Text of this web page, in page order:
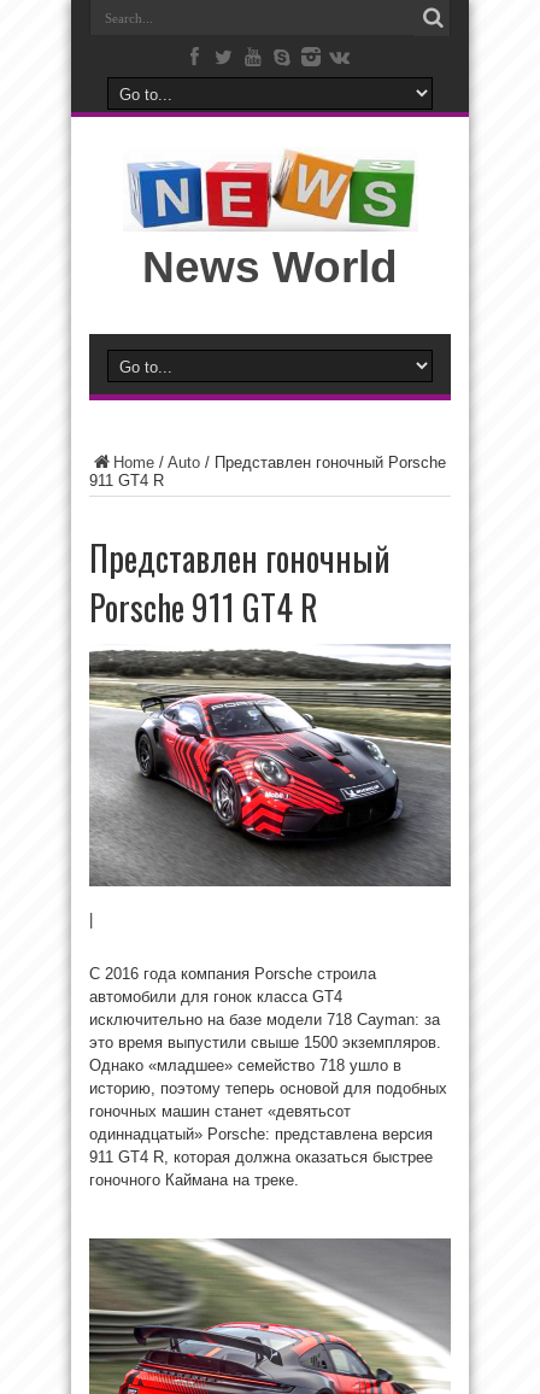
News World
Home / Auto / Представлен гоночный Porsche
911 GT4 R
Представлен гоночный
Porsche 911 GT4 R
|
С 2016 года компания Porsche строила
автомобили для гонок класса GT4
исключительно на базе модели 718 Cayman: за
это время выпустили свыше 1500 экземпляров.
Однако «младшее» семейство 718 ушло в
историю, поэтому теперь основой для подобных
гоночных машин станет «девятьсот
одиннадцатый» Porsche: представлена версия
911 GT4 R, которая должна оказаться быстрее
гоночного Каймана на треке.